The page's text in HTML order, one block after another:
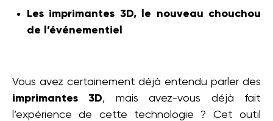
Les imprimantes 3D, le nouveau chouchou
de l’événementiel
Vous avez certainement déjà entendu parler des
imprimantes 3D, mais avez-vous déjà fait
l’expérience de cette technologie ? Cet outil